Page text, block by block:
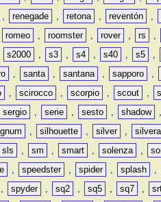
, renegade , retona , reventón ,
romeo , roomster , rover , rs ,
s2000 , s3 , s4 , s40 , s5 ,
, santa , santana , sapporo ,
, scirocco , scorpio , scout ,
sergio , serie , sesto , shadow ,
, silhouette , silver ,
sls , sm , smart , solenza ,
, speedster , spider , splash ,
, spyder , sq2 , sq5 , sq7 ,